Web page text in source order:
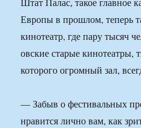
Европы в прошлом, теперь
кинотеатр, где пару тысяч
овские старые кинотеатры,
которого огромный зал,
— Забыв о фестивальных
нравится лично вам, как